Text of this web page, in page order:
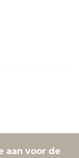
aan voor de